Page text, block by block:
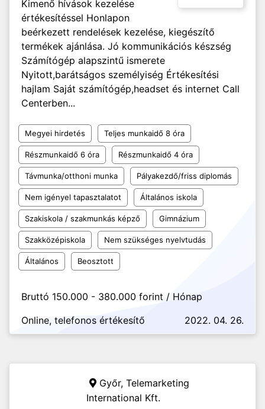
Kimenő hívások kezelése
értékesítéssel Honlapon
beérkezett rendelések kezelése, kiegészítő
termékek ajánlása. Jó kommunikációs készség
Számítógép alapszintű ismerete
Nyitott,barátságos személyiség Értékesítési
hajlam Saját számítógép,headset és internet Call
Centerben...
Megyei hirdetés Teljes munkaidő 8 óra
Részmunkaidő 6 óra Részmunkaidő 4 óra
Távmunka/otthoni munka Pályakezdő/friss diplomás
Nem igényel tapasztalatot Általános iskola
Szakiskola / szakmunkás képző Gimnázium
Szakközépiskola Nem szükséges nyelvtudás
Általános Beosztott
Bruttó 150.000 - 380.000 forint / Hónap
Online, telefonos értékesítő
2022. 04. 26.
Győr, Telemarketing
International Kft.